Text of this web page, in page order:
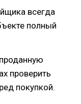
всегда
полный
проверить
покупкой.